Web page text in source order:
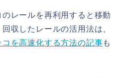
レールを再利用すると移動
収したレールの活用法は、
を高速化する方法の記事も